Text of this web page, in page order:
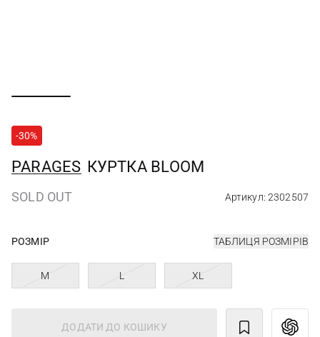
-30%
PARAGES КУРТКА BLOOM
SOLD OUT Артикул: 2302507
РОЗМІР ТАБЛИЦЯ РОЗМІРІВ
M L XL
ДОДАТИ ДО КОШИКУ